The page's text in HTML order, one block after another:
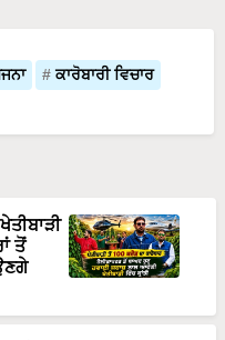
ਕਾਰੋਬਾਰੀ ਵਿਚਾਰ
ਤੋਂ